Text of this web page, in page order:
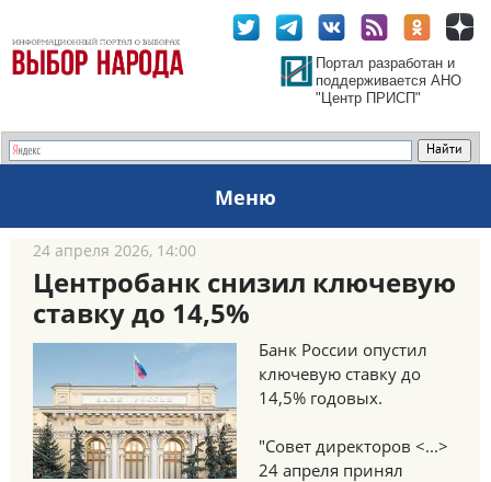
Портал разработан и
поддерживается АНО
"Центр ПРИСП"
Меню
24 апреля 2026, 14:00
Центробанк снизил ключевую
ставку до 14,5%
Банк России опустил
ключевую ставку до
14,5% годовых.
"Совет директоров <...>
24 апреля принял